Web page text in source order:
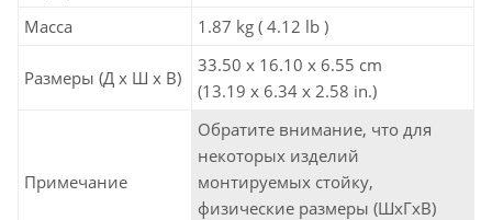
Масса
1.87 kg ( 4.12 lb )
Размеры (Д х Ш х В)
33.50 x 16.10 x 6.55 cm
(13.19 x 6.34 x 2.58 in.)
Примечание
Обратите внимание, что для
некоторых изделий
монтируемых стойку,
физические размеры (ШxГxВ)